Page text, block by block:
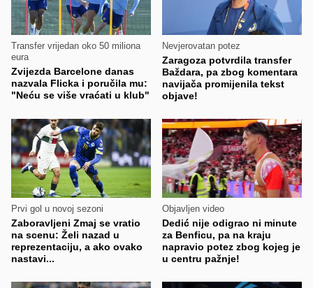
Transfer vrijedan oko 50 miliona
eura
Zvijezda Barcelone danas
nazvala Flicka i poručila mu:
"Neću se više vraćati u klub"
Nevjerovatan potez
Zaragoza potvrdila transfer
Baždara, pa zbog komentara
navijača promijenila tekst
objave!
Prvi gol u novoj sezoni
Zaboravljeni Zmaj se vratio
na scenu: Želi nazad u
reprezentaciju, a ako ovako
nastavi...
Objavljen video
Dedić nije odigrao ni minute
za Benficu, pa na kraju
napravio potez zbog kojeg je
u centru pažnje!